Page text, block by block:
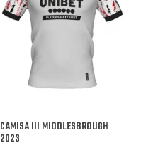
CAMISA III MIDDLESBROUGH
2023